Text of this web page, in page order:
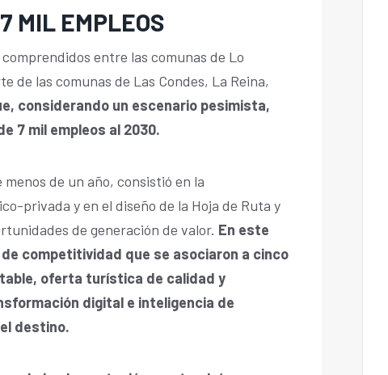
MIL EMPLEOS
entre las comunas de Lo
de las comunas de Las Condes, La Reina,
considerando un escenario pesimista,
7 mil empleos al 2030.
de un año, consistió en la
privada y en el diseño de la Hoja de Ruta y
de generación de valor. En este
competitividad que se asociaron a cinco
oferta turística de calidad y
digital e inteligencia de
destino.